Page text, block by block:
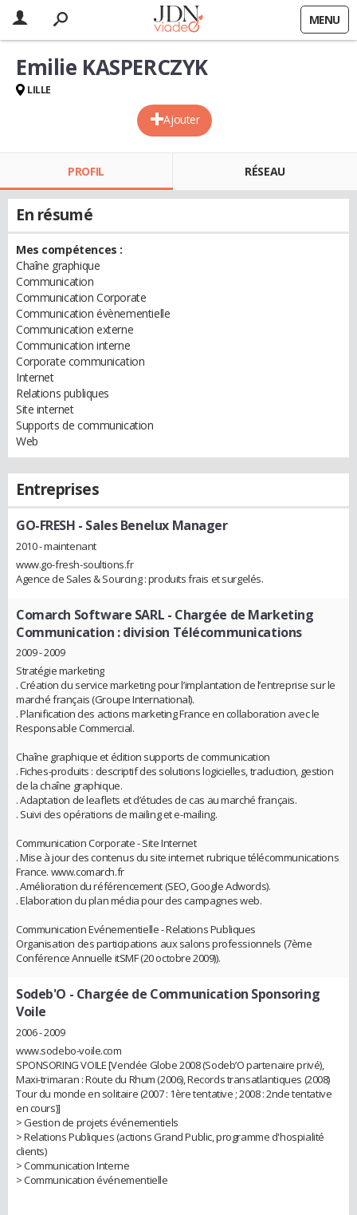
MENU
Ajouter
Emilie KASPERCZYK
LILLE
PROFIL RÉSEAU
En résumé
Mes compétences :
Chaîne graphique
Communication
Communication Corporate
Communication évènementielle
Communication externe
Communication interne
Corporate communication
Internet
Relations publiques
Site internet
Supports de communication
Web
Entreprises
GO-FRESH - Sales Benelux Manager
2010 - maintenant
www.go-fresh-soultions.fr
Agence de Sales & Sourcing : produits frais et surgelés.
Comarch Software SARL - Chargée de Marketing
Communication : division Télécommunications
2009 - 2009
Stratégie marketing
. Création du service marketing pour l’implantation de l’entreprise sur le
marché français (Groupe International).
. Planification des actions marketing France en collaboration avec le
Responsable Commercial.
Chaîne graphique et édition supports de communication
. Fiches-produits : descriptif des solutions logicielles, traduction, gestion
de la chaîne graphique.
. Adaptation de leaflets et d’études de cas au marché français.
. Suivi des opérations de mailing et e-mailing.
Communication Corporate - Site Internet
. Mise à jour des contenus du site internet rubrique télécommunications
France. www.comarch.fr
. Amélioration du référencement (SEO, Google Adwords).
. Elaboration du plan média pour des campagnes web.
Communication Evénementielle - Relations Publiques
Organisation des participations aux salons professionnels (7ème
Conférence Annuelle itSMF (20 octobre 2009)).
Sodeb'O - Chargée de Communication Sponsoring
Voile
2006 - 2009
www.sodebo-voile.com
SPONSORING VOILE [Vendée Globe 2008 (Sodeb’O partenaire privé),
Maxi-trimaran : Route du Rhum (2006), Records transatlantiques (2008)
Tour du monde en solitaire (2007 : 1ère tentative ; 2008 : 2nde tentative
en cours)]
> Gestion de projets événementiels
> Relations Publiques (actions Grand Public, programme d'hospialité
clients)
> Communication Interne
> Communication événementielle